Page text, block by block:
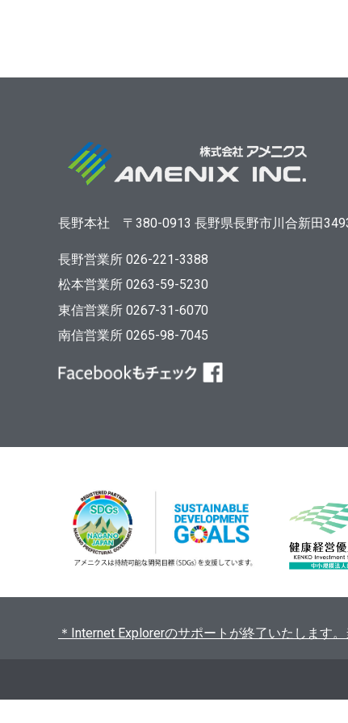
長野本社 〒380-0913 長野県長野市川合新田
長野営業所 026-221-3388
松本営業所 0263-59-5230
東信営業所 0267-31-6070
南信営業所 0265-98-7045
＊Internet Explorerのサポートが終了いたします